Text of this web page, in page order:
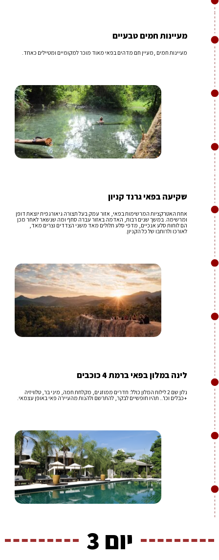
מעיינות חמים טבעיים
מעיינות חמים ,מעיין חם מדהים בפאי מאוד מוכר למקומיים ומטיילים כאחד.
שקיעה בפאי גרנד קניון
אחת האטרקציות המרשימות בפאי, אזור עמק בעל תצורה גיאורגפית יוצאת דופן
ומרשימה. במשך שנים רבות, האדמה באזור עברה סחף ומה שנשאר לאחר מכן
הם לוחות סלע אנכיים, מדפי סלע תלולים מאד משני הצדדים וצרים מאד,
לאורכו ולרוחבו של כל הקניון.
לינה במלון בפאי ברמת 4 כוכבים
נלון שם 2 לילות המלון כולל: חדרים ממוזגים, מקלחת חמה, מיני בר, טלוויזיה
+כבלים וכו'.. תהיו חופשיים לבקר, להתרשם ולהנות מהעיירה פאי באופן עצמאי.
יום 3